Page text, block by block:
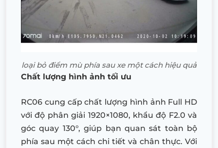
loại bỏ điểm mù phía sau xe một cách hiệu quả
Chất lượng hình ảnh tối ưu
RC06 cung cấp chất lượng hình ảnh Full HD
với độ phân giải 1920×1080, khẩu độ F2.0 và
góc quay 130°, giúp bạn quan sát toàn bộ
phía sau một cách chi tiết và chân thực. Với